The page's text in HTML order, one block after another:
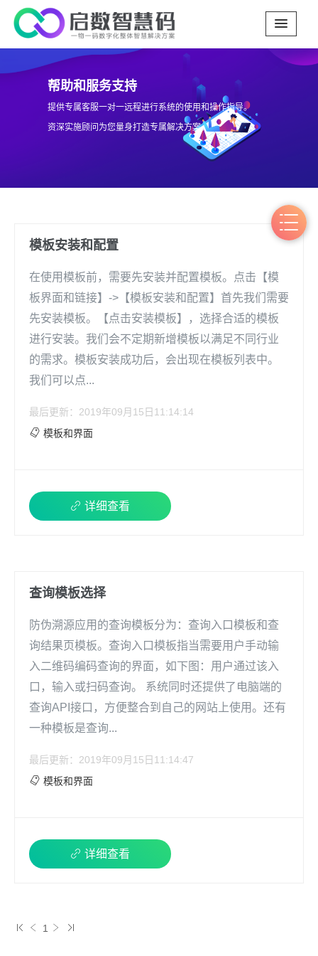
帮助和服务支持
提供专属客服一对一远程进行系统的使用和操作指导。
资深实施顾问为您量身打造专属解决方案。
模板安装和配置
在使用模板前，需要先安装并配置模板。点击【模
板界面和链接】->【模板安装和配置】首先我们需要
先安装模板。【点击安装模板】，选择合适的模板
进行安装。我们会不定期新增模板以满足不同行业
的需求。模板安装成功后，会出现在模板列表中。
我们可以点...
最后更新：2019年09月15日11:14:14
模板和界面
详细查看
查询模板选择
防伪溯源应用的查询模板分为：查询入口模板和查
询结果页模板。查询入口模板指当需要用户手动输
入二维码编码查询的界面，如下图：用户通过该入
口，输入或扫码查询。 系统同时还提供了电脑端的
查询API接口，方便整合到自己的网站上使用。还有
一种模板是查询...
最后更新：2019年09月15日11:14:47
模板和界面
详细查看
1